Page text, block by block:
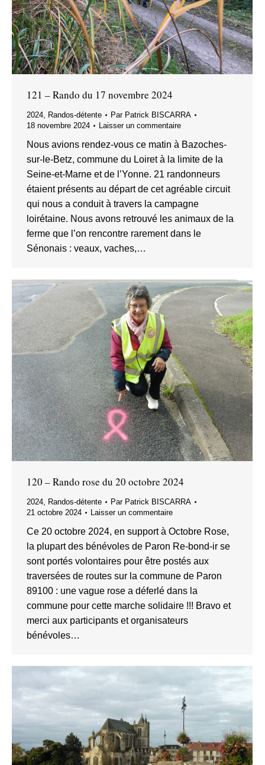
121 – Rando du 17 novembre 2024
2024 Randos-détente Par Patrick BISCARRA
18 novembre 2024
Laisser un commentaire
Nous avions rendez-vous ce matin à Bazoches-
sur-le-Betz, commune du Loiret à la limite de la
Seine-et-Marne et de l’Yonne. 21 randonneurs
étaient présents au départ de cet agréable circuit
qui nous a conduit à travers la campagne
loirétaine. Nous avons retrouvé les animaux de la
ferme que l’on rencontre rarement dans le
Sénonais : veaux, vaches,…
120 – Rando rose du 20 octobre 2024
2024 Randos-détente Par Patrick BISCARRA
21 octobre 2024
Laisser un commentaire
Ce 20 octobre 2024, en support à Octobre Rose,
la plupart des bénévoles de Paron Re-bond-ir se
sont portés volontaires pour être postés aux
traversées de routes sur la commune de Paron
89100 : une vague rose a déferlé dans la
commune pour cette marche solidaire !!! Bravo et
merci aux participants et organisateurs
bénévoles…